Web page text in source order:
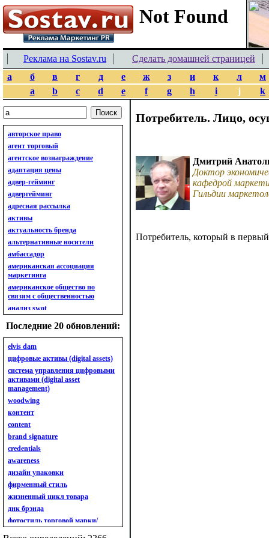
Реклама на Sostav.ru
Сделать домашней страницей
а
б в г д е ж з и к л
м
a
b c d e f g h i j k
авторское право
агент торговый
агентское вознаграждение
адаптация цены
адвер-гейминг
адвергейминг
адресная рассылка
активы
актуальность бренда
альтернативные носители
амбассадор
американская ассоциация
маркетинга
американское общество по
связям с общественностью
анализ swot
анализ бизнес-портфеля
анализ имиджа
анализ кластерный
анализ конкурентов
анализ кросс-культурных
особенностей
анализ мак кинси «7s»
анализ макросистемы
анализ маркетинговый
анализ рынка
анализ ситуационный
анализ экспертный
индивидуальный
анкета
ассортимент
ассортимент товарный.
планирование товарного
ассортимента
ассортимент. глубина
Последние 20 обновлений:
elvis dam
цифровые активы (digital assets)
система управления цифровыми
активами (digital asset
management)
woodwing
контент
content
brand signature
credentials
awareness
дизайн упаковки
фирменный стиль
жизненный цикл товара
днк брэнда
фотостиль торговой марки/
линейки продукции
Потребитель. Лицо,
Дмитрий
Доктор
кафедрой
Гильдии
Потребитель, который в